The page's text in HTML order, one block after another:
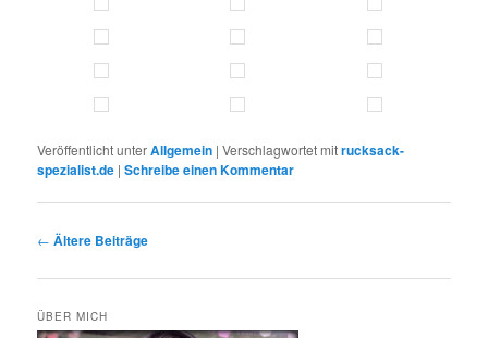
Veröffentlicht unterAllgemein |Verschlagwortet mitrucksack-
spezialist.de |Schreibe einen Kommentar
Beitragsnavigation
← Ältere Beiträge
ÜBER MICH